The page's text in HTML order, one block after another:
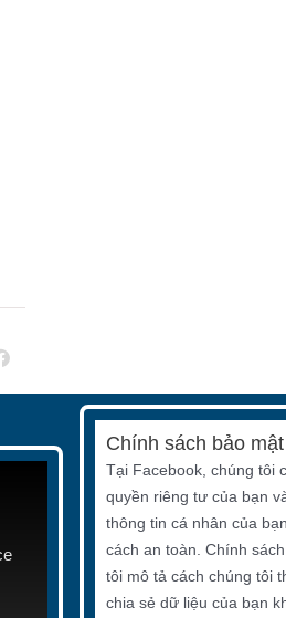
Chính sách bảo
Tại Facebook, chúng tôi
quyền riêng tư của bạn
thông tin cá nhân của
cách an toàn. Chính
tôi mô tả cách chúng tôi
chia sẻ dữ liệu của bạn